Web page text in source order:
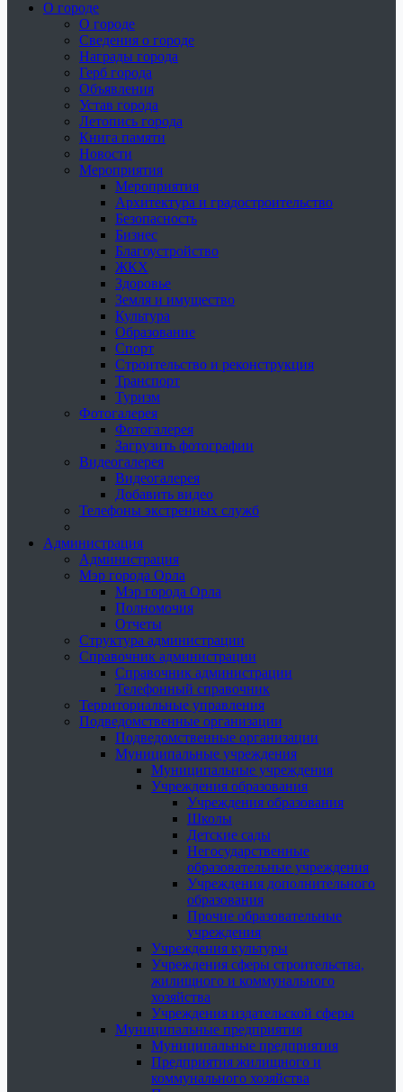
О городе
О городе
Сведения о городе
Награды города
Герб города
Объявления
Устав города
Летопись города
Книга памяти
Новости
Мероприятия
Мероприятия
Архитектура и градостроительство
Безопасность
Бизнес
Благоустройство
ЖКХ
Здоровье
Земля и имущество
Культура
Образование
Спорт
Строительство и реконструкция
Транспорт
Туризм
Фотогалерея
Фотогалерея
Загрузить фотографии
Видеогалерея
Видеогалерея
Добавить видео
Телефоны экстренных служб
Администрация
Администрация
Мэр города Орла
Мэр города Орла
Полномочия
Отчеты
Структура администрации
Справочник администрации
Справочник администрации
Телефонный справочник
Территориальные управления
Подведомственные организации
Подведомственные организации
Муниципальные учреждения
Муниципальные учреждения
Учреждения образования
Учреждения образования
Школы
Детские сады
Негосударственные
образовательные учреждения
Учреждения дополнительного
образования
Прочие образовательные
учреждения
Учреждения культуры
Учреждения сферы строительства,
жилищного и коммунального
хозяйства
Учреждения издательской сферы
Муниципальные предприятия
Муниципальные предприятия
Предприятия жилищного и
коммунального хозяйства